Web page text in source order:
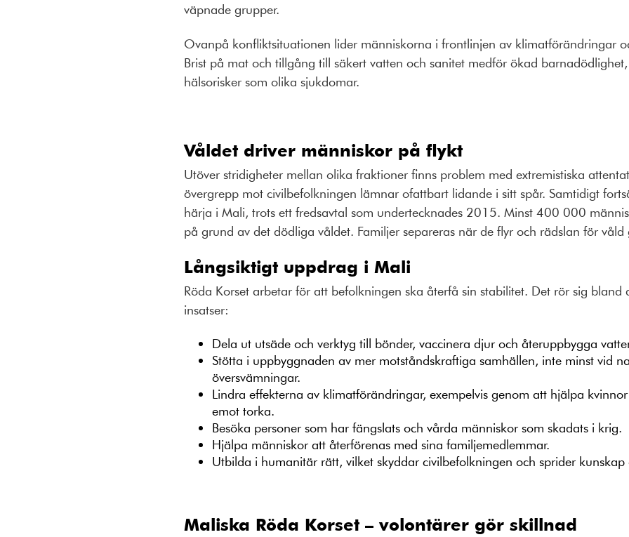
väpnade grupper.
Ovanpå konfliktsituationen lider människorna i frontlinjen av klimatförändringar
Brist på mat och tillgång till säkert vatten och sanitet medför ökad
hälsorisker som olika sjukdomar.
Våldet driver människor på flykt
Utöver stridigheter mellan olika fraktioner finns problem med extremistiska
övergrepp mot civilbefolkningen lämnar ofattbart lidande i sitt spår. Samtidigt
härja i Mali, trots ett fredsavtal som undertecknades 2015. Minst 400 000
på grund av det dödliga våldet. Familjer separeras när de flyr och rädslan för
Långsiktigt uppdrag i Mali
Röda Korset arbetar för att befolkningen ska återfå sin stabilitet. Det rör sig
insatser:
Dela ut utsäde och verktyg till bönder, vaccinera djur och återuppbygga
Stötta i uppbyggnaden av mer motståndskraftiga samhällen, inte minst vid
översvämningar.
Lindra effekterna av klimatförändringar, exempelvis genom att hjälpa
emot torka.
Besöka personer som har fängslats och vårda människor som skadats i krig.
Hjälpa människor att återförenas med sina familjemedlemmar.
Utbilda i humanitär rätt, vilket skyddar civilbefolkningen och sprider kunskap
Maliska Röda Korset – volontärer gör skillnad